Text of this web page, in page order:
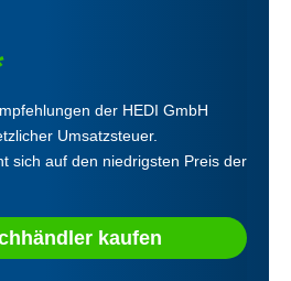
der HEDI GmbH
Umsatzsteuer.
sich auf den niedrigsten Preis der
kaufen